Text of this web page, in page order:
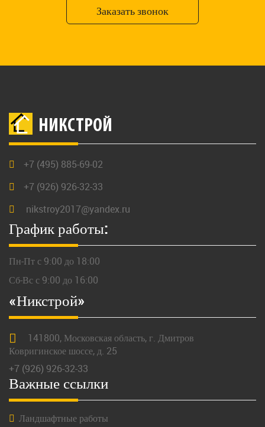
Заказать звонок
НИКСТРОЙ
+7 (495) 885-69-02
+7 (926) 926-32-33
nikstroy2017@yandex.ru
График работы:
Пн-Пт с 9:00 до 18:00
Сб-Вс с 9:00 до 16:00
«Никстрой»
141800, Московская область, г. Дмитров
Ковригинское шоссе, д. 25
+7 (926) 926-32-33
Важные ссылки
Ландшафтные работы